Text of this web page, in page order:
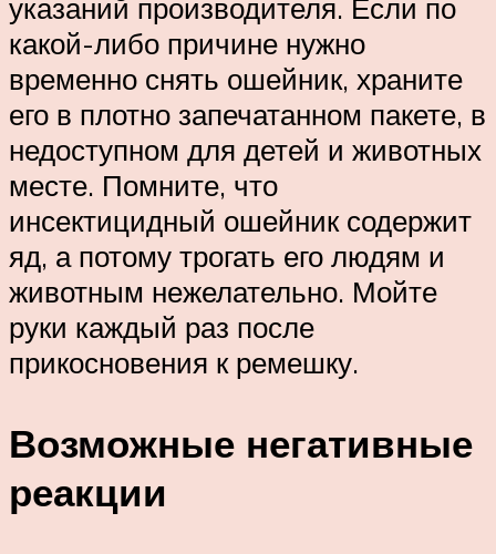
указаний производителя. Если по
какой-либо причине нужно
временно снять ошейник, храните
его в плотно запечатанном пакете, в
недоступном для детей и животных
месте. Помните, что
инсектицидный ошейник содержит
яд, а потому трогать его людям и
животным нежелательно. Мойте
руки каждый раз после
прикосновения к ремешку.
Возможные негативные
реакции